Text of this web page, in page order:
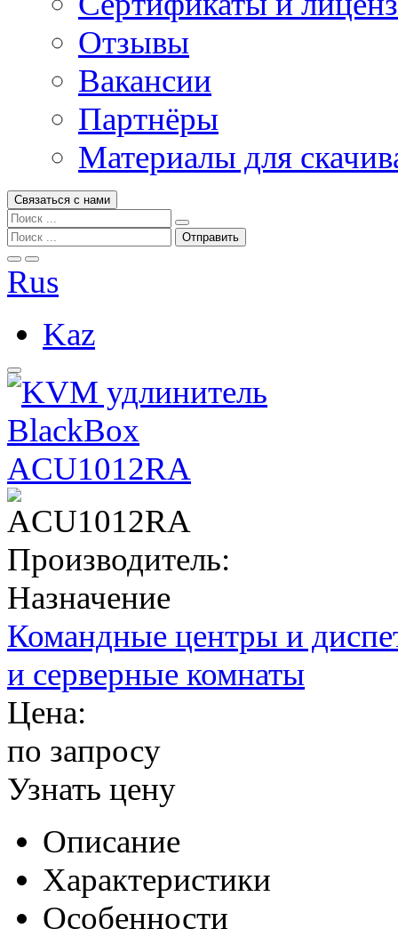
Отзывы
Вакансии
Партнёры
Материалы для
Связаться с нами
Rus
Kaz
ACU1012RA
Производитель:
Назначение
Командные центры и
и серверные комнаты
Цена:
по запросу
Узнать цену
Описание
Характеристики
Особенности